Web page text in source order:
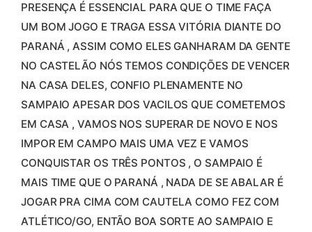
PRESENÇA É ESSENCIAL PARA QUE O TIME FAÇA
UM BOM JOGO E TRAGA ESSA VITÓRIA DIANTE DO
PARANÁ , ASSIM COMO ELES GANHARAM DA GENTE
NO CASTELÃO NÓS TEMOS CONDIÇÕES DE VENCER
NA CASA DELES, CONFIO PLENAMENTE NO
SAMPAIO APESAR DOS VACILOS QUE COMETEMOS
EM CASA , VAMOS NOS SUPERAR DE NOVO E NOS
IMPOR EM CAMPO MAIS UMA VEZ E VAMOS
CONQUISTAR OS TRÊS PONTOS , O SAMPAIO É
MAIS TIME QUE O PARANÁ , NADA DE SE ABALAR É
JOGAR PRA CIMA COM CAUTELA COMO FEZ COM
ATLÉTICO/GO, ENTÃO BOA SORTE AO SAMPAIO E